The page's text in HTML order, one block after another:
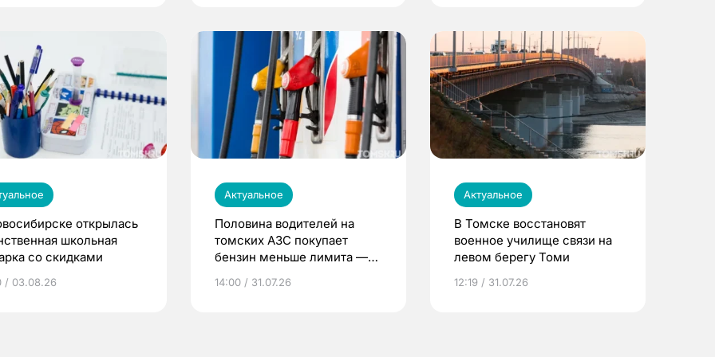
открылась
школьная
со скидками
/ 03.08.26
Актуальное
Половина водителей на
томских АЗС покупает
бензин меньше лимита —
14:00 / 31.07.26
Актуальное
В Томске восстановят
военное училище связи на
левом берегу Томи
12:19 / 31.07.26